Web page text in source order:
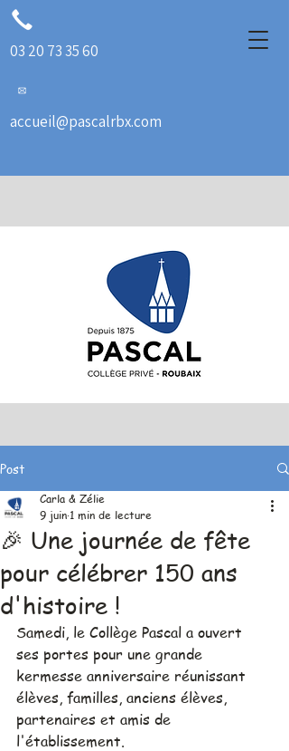
03 20 73 35 60
accueil@pascalrbx.com
Post
🎉 Une journée de fête
pour célébrer 150 ans
d'histoire !
Carla & Zélie
9 juin 1 min de lecture
Samedi, le Collège Pascal a ouvert
ses portes pour une grande
kermesse anniversaire réunissant
élèves, familles, anciens élèves,
partenaires et amis de
l'établissement.